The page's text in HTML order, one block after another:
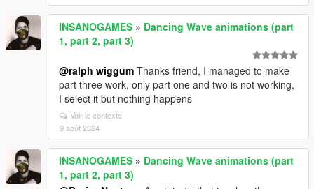
INSANOGAMES » Dancing Wave animations (part
1, part 2, part 3)
@ralph wiggum Thanks friend, I managed to make
part three work, only part one and two is not working,
I select it but nothing happens
Voir le contexte
9 août 2024
INSANOGAMES » Dancing Wave animations (part
1, part 2, part 3)